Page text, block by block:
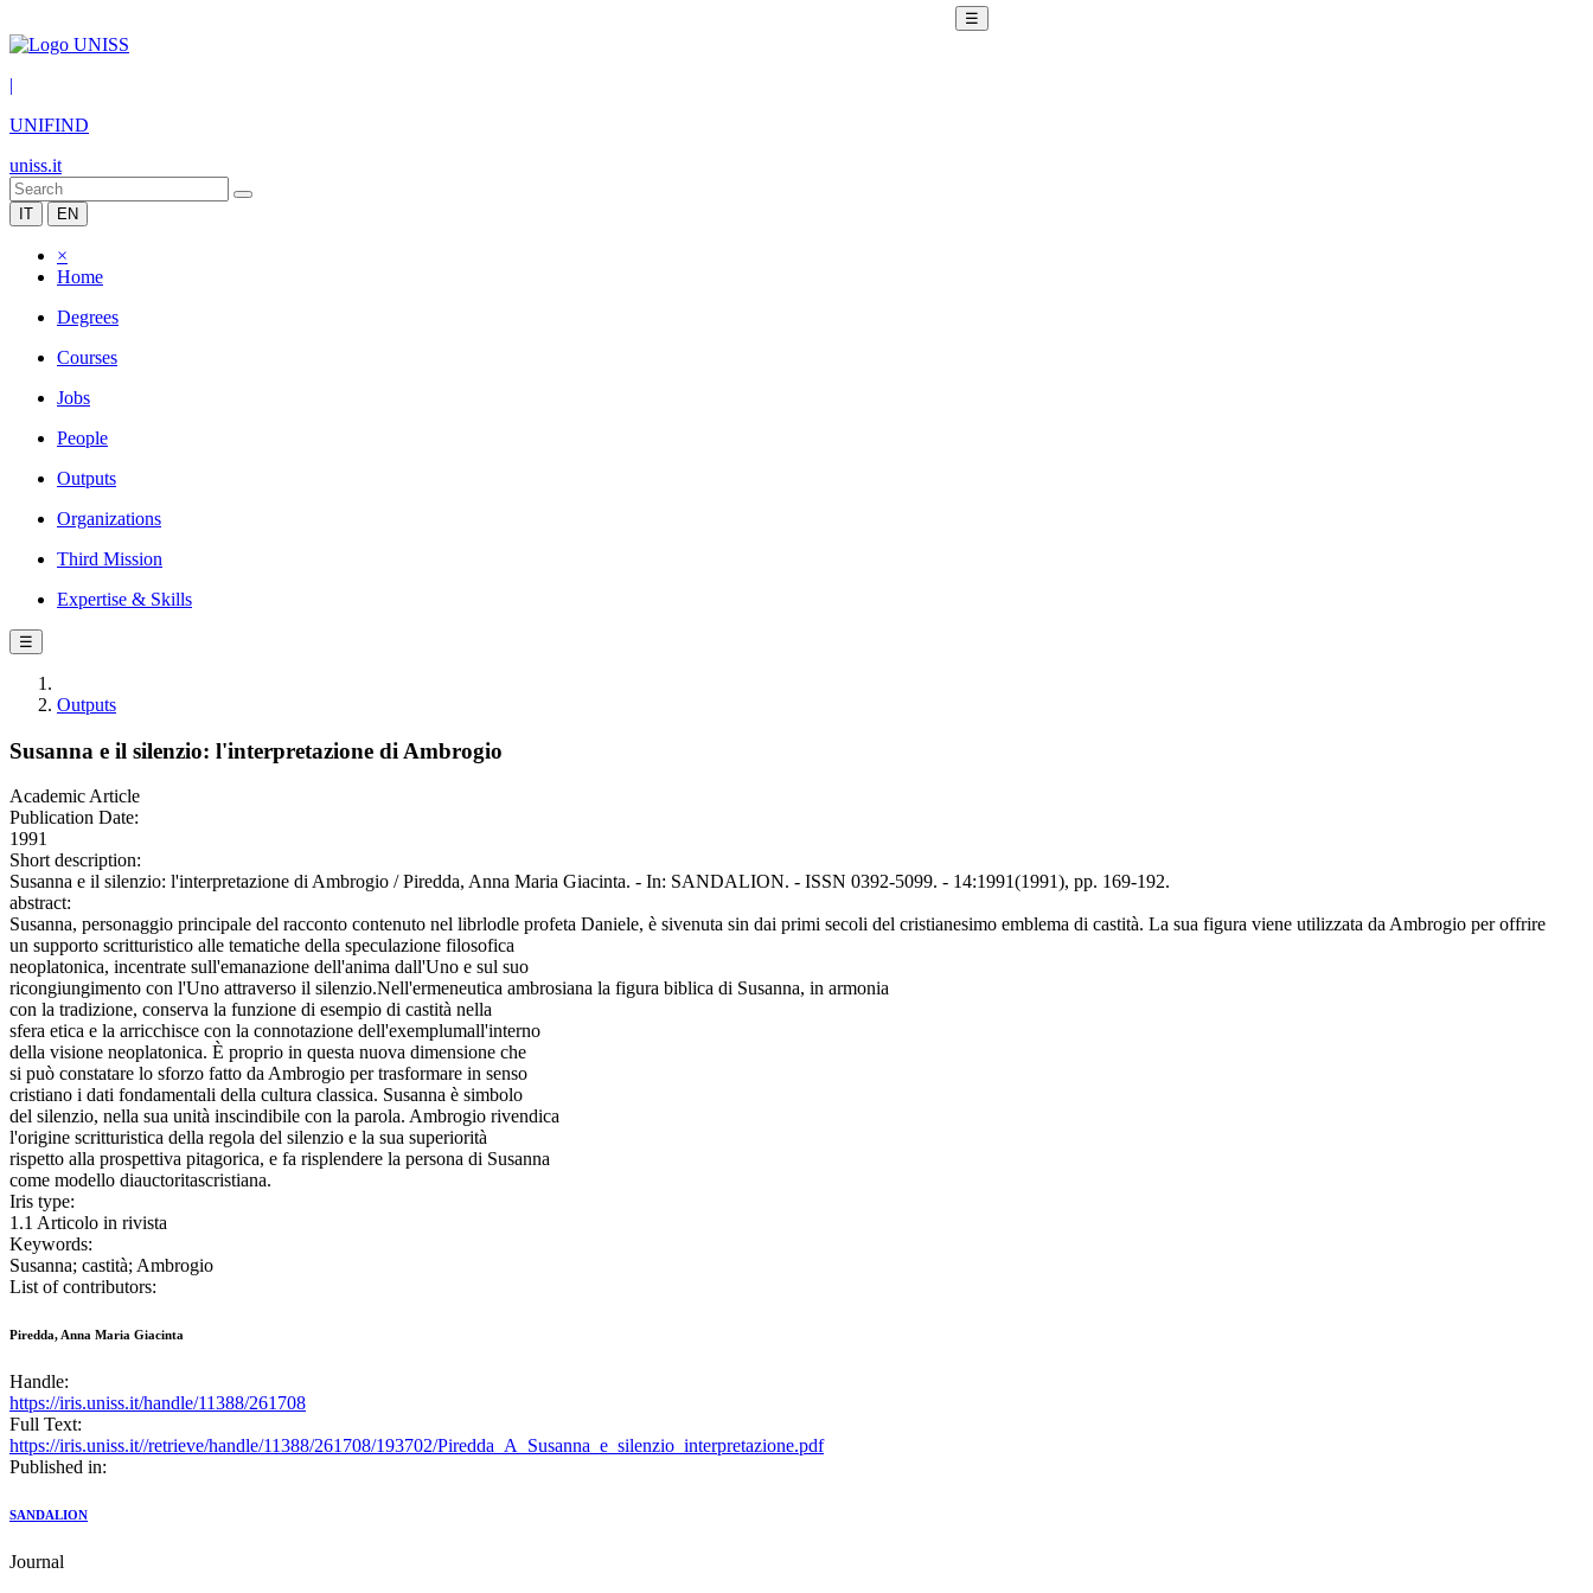
☰
|
UNIFIND
uniss.it
IT EN
×
Home
Degrees
Courses
Jobs
People
Outputs
Organizations
Third Mission
Expertise & Skills
☰
Outputs
Susanna e il silenzio: l'interpretazione di Ambrogio
Academic Article
Publication Date:
1991
Short description:
Susanna e il silenzio: l'interpretazione di Ambrogio / Piredda, Anna Maria Giacinta. - In: SANDALION. - ISSN 0392-5099. - 14:1991(1991), pp. 169-192.
abstract:
Susanna, personaggio principale del racconto contenuto nel librlodle profeta Daniele, è sivenuta sin dai primi secoli del cristianesimo emblema di castità. La sua figura viene utilizzata da Ambrogio per offrire
un supporto scritturistico alle tematiche della speculazione filosofica
neoplatonica, incentrate sull'emanazione dell'anima dall'Uno e sul suo
ricongiungimento con l'Uno attraverso il silenzio.Nell'ermeneutica ambrosiana la figura biblica di Susanna, in armonia
con la tradizione, conserva la funzione di esempio di castità nella
sfera etica e la arricchisce con la connotazione dell'exemplumall'interno
della visione neoplatonica. È proprio in questa nuova dimensione che
si può constatare lo sforzo fatto da Ambrogio per trasformare in senso
cristiano i dati fondamentali della cultura classica. Susanna è simbolo
del silenzio, nella sua unità inscindibile con la parola. Ambrogio rivendica
l'origine scritturistica della regola del silenzio e la sua superiorità
rispetto alla prospettiva pitagorica, e fa risplendere la persona di Susanna
come modello diauctoritascristiana.
Iris type:
1.1 Articolo in rivista
Keywords:
Susanna; castità; Ambrogio
List of contributors:
Piredda, Anna Maria Giacinta
Handle:
https://iris.uniss.it/handle/11388/261708
Full Text:
https://iris.uniss.it//retrieve/handle/11388/261708/193702/Piredda_A_Susanna_e_silenzio_interpretazione.pdf
Published in:
SANDALION
Journal